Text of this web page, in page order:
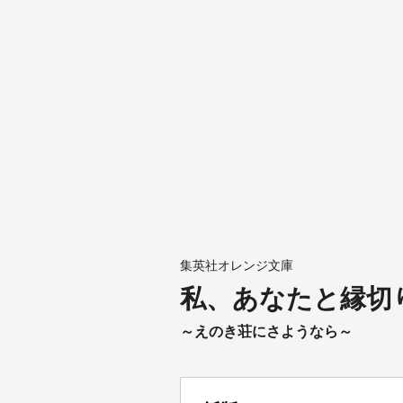
集英社オレンジ文庫
私、あなたと縁切
～えのき荘にさようなら～